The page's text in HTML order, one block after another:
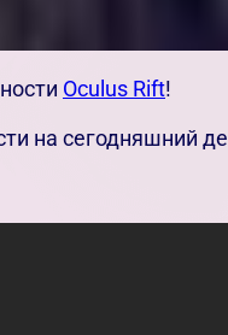
Oculus Rift!
на сегодняшний